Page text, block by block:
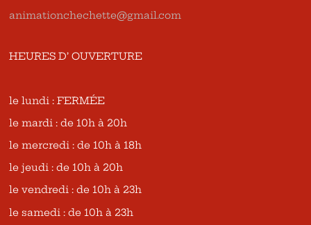
animationchechette@gmail.com
HEURES D’ OUVERTURE
le lundi : FERMÉE
le mardi : de 10h à 20h
le mercredi : de 10h à 18h
le jeudi : de 10h à 20h
le vendredi : de 10h à 23h
le samedi : de 10h à 23h